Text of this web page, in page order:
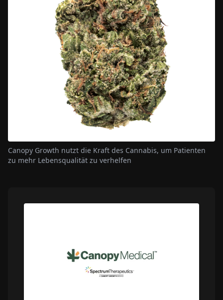
Canopy Growth nutzt die Kraft des Cannabis, um Patienten
zu mehr Lebensqualität zu verhelfen